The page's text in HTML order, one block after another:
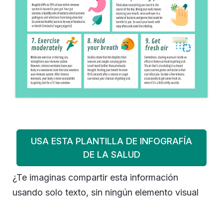
USA ESTA PLANTILLA DE INFOGRAFÍA
DE LA SALUD
¿Te imaginas compartir esta información
usando solo texto, sin ningún elemento visual